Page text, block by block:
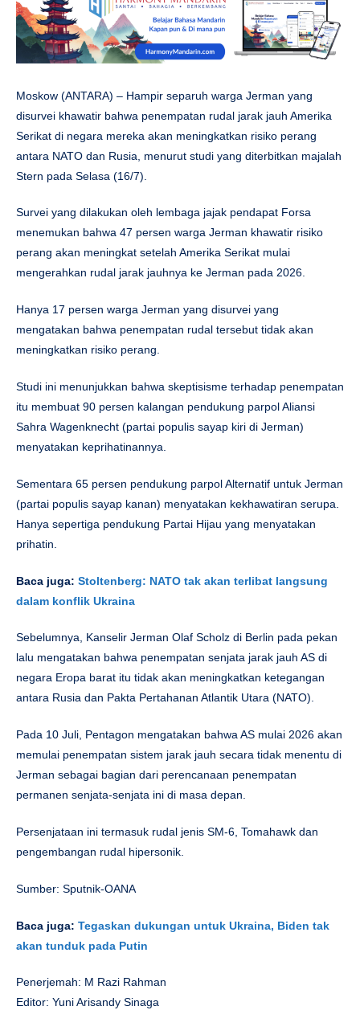
Moskow (ANTARA) – Hampir separuh warga Jerman yang
disurvei khawatir bahwa penempatan rudal jarak jauh Amerika
Serikat di negara mereka akan meningkatkan risiko perang
antara NATO dan Rusia, menurut studi yang diterbitkan majalah
Stern pada Selasa (16/7).
Survei yang dilakukan oleh lembaga jajak pendapat Forsa
menemukan bahwa 47 persen warga Jerman khawatir risiko
perang akan meningkat setelah Amerika Serikat mulai
mengerahkan rudal jarak jauhnya ke Jerman pada 2026.
Hanya 17 persen warga Jerman yang disurvei yang
mengatakan bahwa penempatan rudal tersebut tidak akan
meningkatkan risiko perang.
Studi ini menunjukkan bahwa skeptisisme terhadap penempatan
itu membuat 90 persen kalangan pendukung parpol Aliansi
Sahra Wagenknecht (partai populis sayap kiri di Jerman)
menyatakan keprihatinannya.
Sementara 65 persen pendukung parpol Alternatif untuk Jerman
(partai populis sayap kanan) menyatakan kekhawatiran serupa.
Hanya sepertiga pendukung Partai Hijau yang menyatakan
prihatin.
Baca juga: Stoltenberg: NATO tak akan terlibat langsung
dalam konflik Ukraina
Sebelumnya, Kanselir Jerman Olaf Scholz di Berlin pada pekan
lalu mengatakan bahwa penempatan senjata jarak jauh AS di
negara Eropa barat itu tidak akan meningkatkan ketegangan
antara Rusia dan Pakta Pertahanan Atlantik Utara (NATO).
Pada 10 Juli, Pentagon mengatakan bahwa AS mulai 2026 akan
memulai penempatan sistem jarak jauh secara tidak menentu di
Jerman sebagai bagian dari perencanaan penempatan
permanen senjata-senjata ini di masa depan.
Persenjataan ini termasuk rudal jenis SM-6, Tomahawk dan
pengembangan rudal hipersonik.
Sumber: Sputnik-OANA
Baca juga: Tegaskan dukungan untuk Ukraina, Biden tak
akan tunduk pada Putin
Penerjemah: M Razi Rahman
Editor: Yuni Arisandy Sinaga